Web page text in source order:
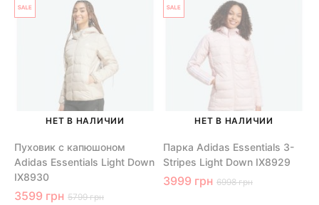
НЕТ В НАЛИЧИИ
Пуховик с капюшоном
Adidas Essentials Light Down
IX8930
3599 грн 5799 грн
НЕТ В НАЛИЧИИ
Парка Adidas Essentials 3-
Stripes Light Down IX8929
3999 грн 6998 грн